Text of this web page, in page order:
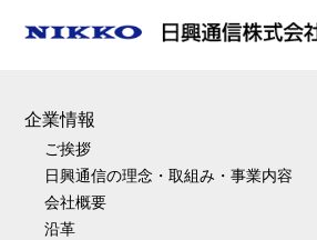
企業情報
ご挨拶
日興通信の理念・取組み・事業内容
会社概要
沿革